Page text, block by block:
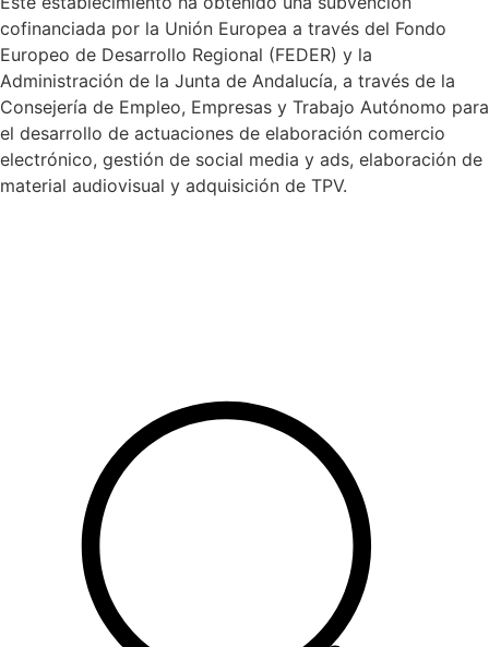
cofinanciada por la Unión Europea a través del Fondo
Europeo de Desarrollo Regional (FEDER) y la
Administración de la Junta de Andalucía, a través de la
Consejería de Empleo, Empresas y Trabajo Autónomo para
el desarrollo de actuaciones de elaboración comercio
electrónico, gestión de social media y ads, elaboración de
material audiovisual y adquisición de TPV.